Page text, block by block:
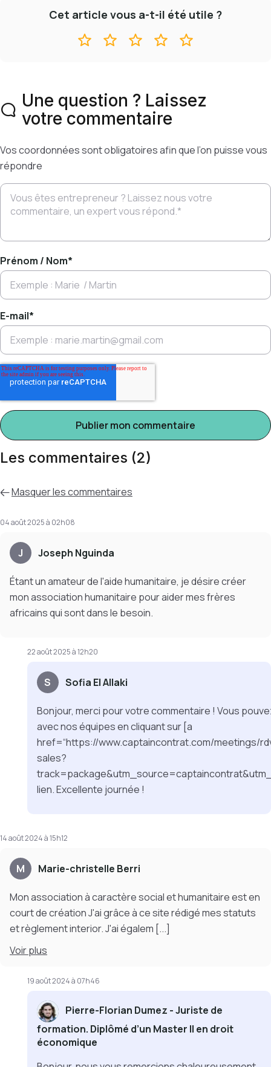
Cet article vous a-t-il été utile ?
Une question ? Laissez
votre commentaire
Vos coordonnées sont obligatoires afin que l’on puisse vous
répondre
Prénom / Nom*
E-mail*
Les commentaires (2)
Masquerles commentaires
04 août 2025 à 02h08
J Joseph Nguinda
Étant un amateur de l'aide humanitaire, je désire créer
mon association humanitaire pour aider mes frères
africains qui sont dans le besoin.
22 août 2025 à 12h20
S Sofia El Allaki
Bonjour, merci pour votre commentaire ! Vous
avec nos équipes en cliquant sur [a
href=“https://www.captaincontrat.com/meetings/
sales?
lien. Excellente journée !
14 août 2024 à 15h12
M Marie-christelle Berri
Mon association à caractère social et humanitaire est en
court de création J'ai grâce à ce site rédigé mes statuts
et règlement interior. J'ai égalem [...]
Voirplus
19 août 2024 à 07h46
Pierre-Florian Dumez - Juriste de
formation. Diplômé d’un Master II en droit
économique